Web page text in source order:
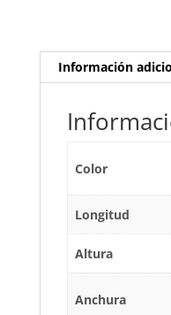
Información
Color
Longitud
Altura
Anchura